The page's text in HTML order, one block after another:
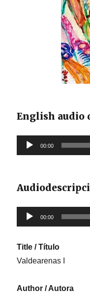
English audio
Reproductor
de
00:00
Reproductor
de
00:00
Title / Título
Valdearenas I
Author / Autora